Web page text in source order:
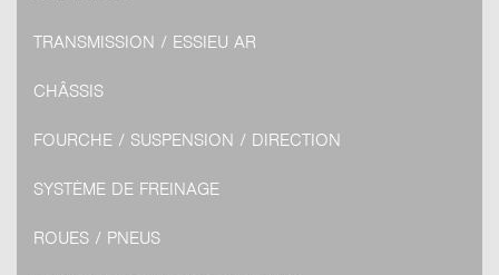
TRANSMISSION / ESSIEU AR
CHÂSSIS
FOURCHE / SUSPENSION / DIRECTION
SYSTÈME DE FREINAGE
ROUES / PNEUS